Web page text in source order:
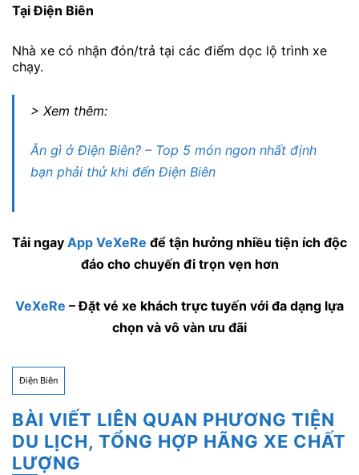
Tại Điện Biên
Nhà xe có nhận đón/trả tại các điểm dọc lộ trình xe
chạy.
> Xem thêm:
Ăn gì ở Điện Biên? – Top 5 món ngon nhất định
bạn phải thử khi đến Điện Biên
Tải ngay App VeXeRe để tận hưởng nhiều tiện ích độc
đáo cho chuyến đi trọn vẹn hơn
VeXeRe – Đặt vé xe khách trực tuyến với đa dạng lựa
chọn và vô vàn ưu đãi
Điện Biên
BÀI VIẾT LIÊN QUAN PHƯƠNG TIỆN
DU LỊCH, TỔNG HỢP HÃNG XE CHẤT
LƯỢNG